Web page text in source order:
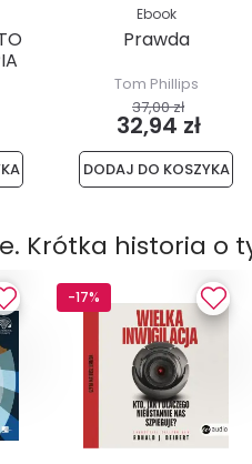
Ebook
Prawda
Tom Phillips
37,00 zł
32,94 zł
DODAJ DO KOSZYKA
Krótka historia o
-17%